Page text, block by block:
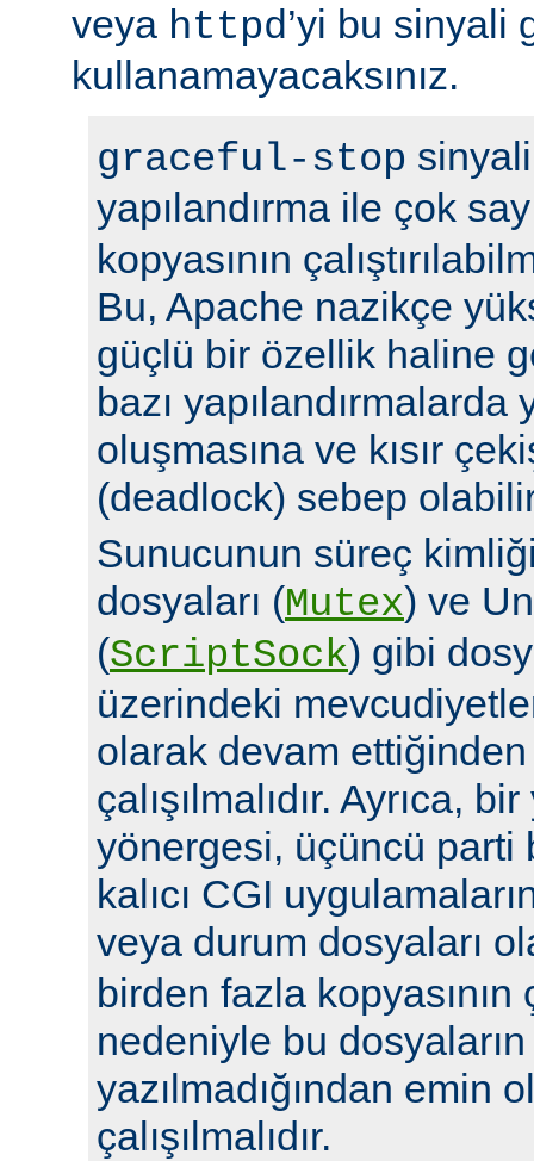
veya httpd’yi bu sinyali
kullanamayacaksınız.
graceful-stop
yapılandırma ile çok
kopyasının
Bu, Apache nazikçe
güçlü bir özellik haline
bazı yapılandırmalarda
oluşmasına ve kısır
(deadlock) sebep
Sunucunun süreç
dosyaları (Mutex) ve
(ScriptSock) gibi
üzerindeki
olarak devam
çalışılmalıdır. Ayrıca,
yönergesi, üçüncü parti
kalıcı CGI
veya durum dosyaları
birden fazla kopyasının
nedeniyle bu
yazılmadığından emin
çalışılmalıdır.